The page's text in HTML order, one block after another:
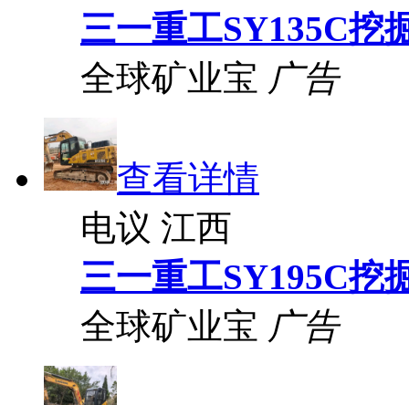
三一重工SY135C挖
全球矿业宝 广告
查看详情
电议 江西
三一重工SY195C挖
全球矿业宝 广告